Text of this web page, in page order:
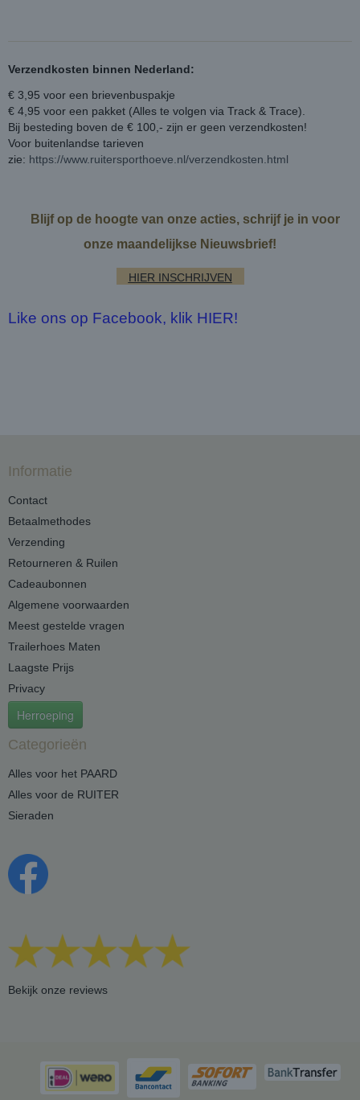
Verzendkosten binnen Nederland:
€ 3,95 voor een brievenbuspakje
€ 4,95 voor een pakket (Alles te volgen via Track & Trace).
Bij besteding boven de € 100,- zijn er geen verzendkosten!
Voor buitenlandse tarieven
zie: https://www.ruitersporthoeve.nl/verzendkosten.html
Blijf op de hoogte van onze acties, schrijf je in voor
onze maandelijkse Nieuwsbrief!
HIER INSCHRIJVEN
Like ons op Facebook, klik HIER!
Informatie
Contact
Betaalmethodes
Verzending
Retourneren & Ruilen
Cadeaubonnen
Algemene voorwaarden
Meest gestelde vragen
Trailerhoes Maten
Laagste Prijs
Privacy
Herroeping
Categorieën
Alles voor het PAARD
Alles voor de RUITER
Sieraden
Bekijk onze reviews